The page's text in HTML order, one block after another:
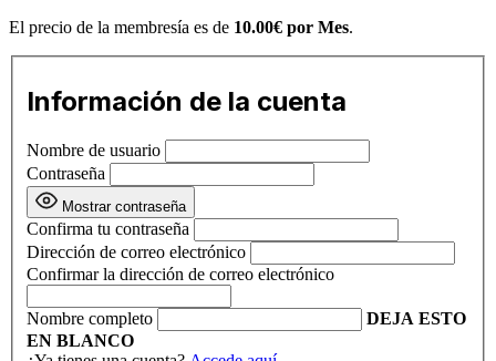
El precio de la membresía es de 10.00€ por Mes.
Información de la cuenta
Nombre de usuario
Contraseña
Mostrar contraseña
Confirma tu contraseña
Dirección de correo electrónico
Confirmar la dirección de correo electrónico
Nombre completo
DEJA ESTO
EN BLANCO